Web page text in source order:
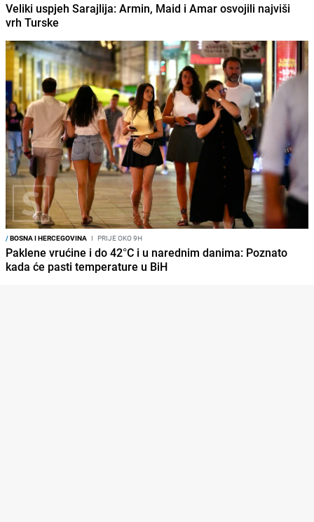
Veliki uspjeh Sarajlija: Armin, Maid i Amar osvojili najviši
vrh Turske
/BOSNA I HERCEGOVINA I PRIJE OKO 9H
Paklene vrućine i do 42°C i u narednim danima: Poznato
kada će pasti temperature u BiH